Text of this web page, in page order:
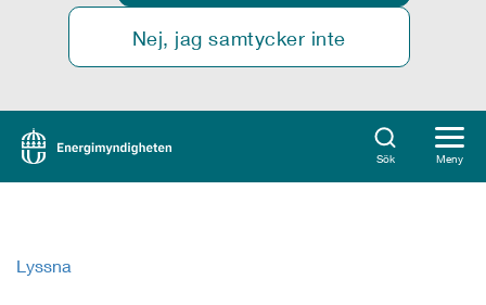
Nej, jag samtycker inte
Sök Meny
Lyssna